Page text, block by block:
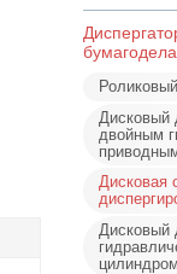
Дисковый
двойным
Дисковая
Дисковый